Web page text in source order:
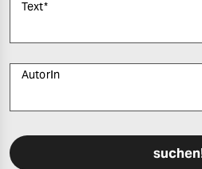
gesellschaft
sport
Text*
AutorIn